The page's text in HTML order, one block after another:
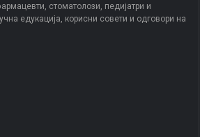
стоматолози, педијатри и
едукација, корисни совети и одговори на